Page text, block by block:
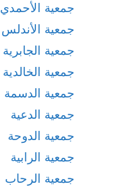
جمعية الأحمدي
جمعية الأندلس
جمعية الجابرية
جمعية الخالدية
جمعية الدسمة
جمعية الدعية
جمعية الدوحة
جمعية الرابية
جمعية الرحاب